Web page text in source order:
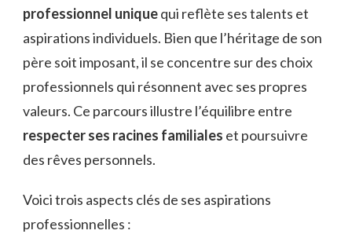
professionnel uniquequi reflète ses talents et
aspirations individuels. Bien que l’héritage de son
père soit imposant, il se concentre sur des choix
professionnels qui résonnent avec ses propres
valeurs. Ce parcours illustre l’équilibre entre
respecter ses racines familiales et poursuivre
des rêves personnels.
Voici trois aspects clés de ses aspirations
professionnelles :